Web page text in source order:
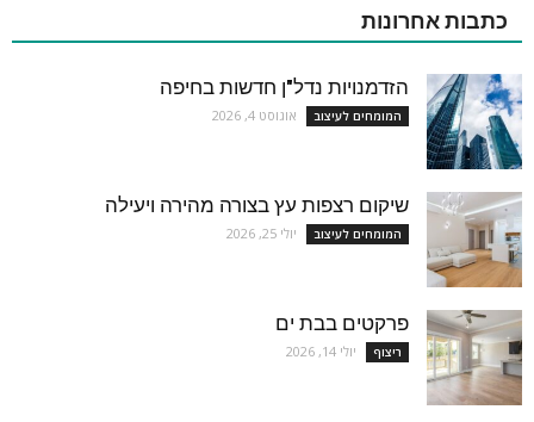
כתבות אחרונות
הזדמנויות נדל"ן חדשות בחיפה
המומחים לעיצוב אוגוסט 4, 2026
שיקום רצפות עץ בצורה מהירה ויעילה
המומחים לעיצוב יולי 25, 2026
פרקטים בבת ים
ריצוף יולי 14, 2026